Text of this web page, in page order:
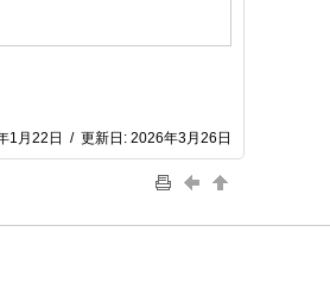
1月22日 / 更新日: 2026年3月26日